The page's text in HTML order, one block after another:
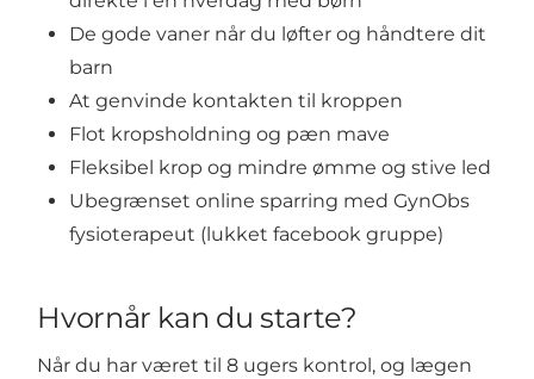
De gode vaner når du løfter og håndtere dit
barn
At genvinde kontakten til kroppen
Flot kropsholdning og pæn mave
Fleksibel krop og mindre ømme og stive led
Ubegrænset online sparring med GynObs
fysioterapeut (lukket facebook gruppe)
Hvornår kan du starte?
Når du har været til 8 ugers kontrol, og lægen